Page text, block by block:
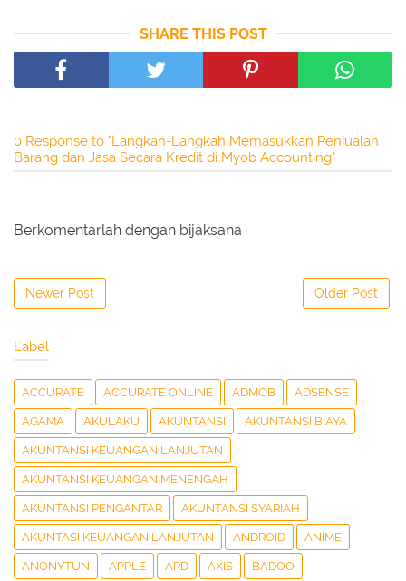
SHARE THIS POST
0 Response to "Langkah-Langkah Memasukkan Penjualan
Barang dan Jasa Secara Kredit di Myob Accounting"
Berkomentarlah dengan bijaksana
Newer Post Older Post
Label
ACCURATE ACCURATE ONLINE ADMOB ADSENSE
AGAMA AKULAKU AKUNTANSI AKUNTANSI BIAYA
AKUNTANSI KEUANGAN LANJUTAN
AKUNTANSI KEUANGAN MENENGAH
AKUNTANSI PENGANTAR AKUNTANSI SYARIAH
AKUNTASI KEUANGAN LANJUTAN ANDROID ANIME
ANONYTUN APPLE ARD AXIS BADOO